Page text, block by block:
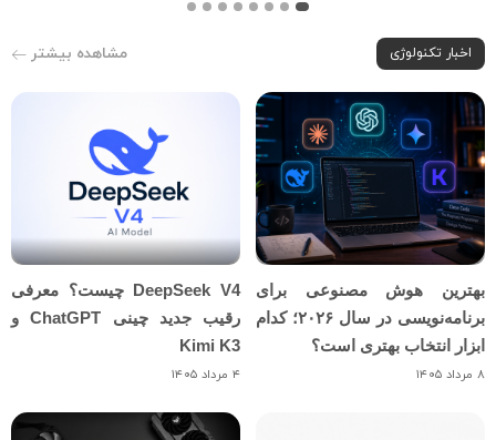
اخبار تکنولوژی مشاهده بیشتر
بهترین هوش مصنوعی برای
برنامه‌نویسی در سال ۲۰۲۶؛ کدام
ابزار انتخاب بهتری است؟
۸ مرداد ۱۴۰۵
DeepSeek V4 چیست؟ معرفی
رقیب جدید چینی ChatGPT و
Kimi K3
۴ مرداد ۱۴۰۵